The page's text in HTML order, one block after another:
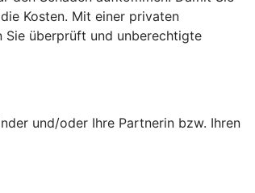
Kosten. Mit einer privaten
Sie überprüft und unberechtigte
und/oder Ihre Partnerin bzw. Ihren